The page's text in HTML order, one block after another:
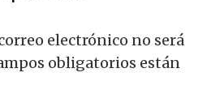
electrónico no será
obligatorios están